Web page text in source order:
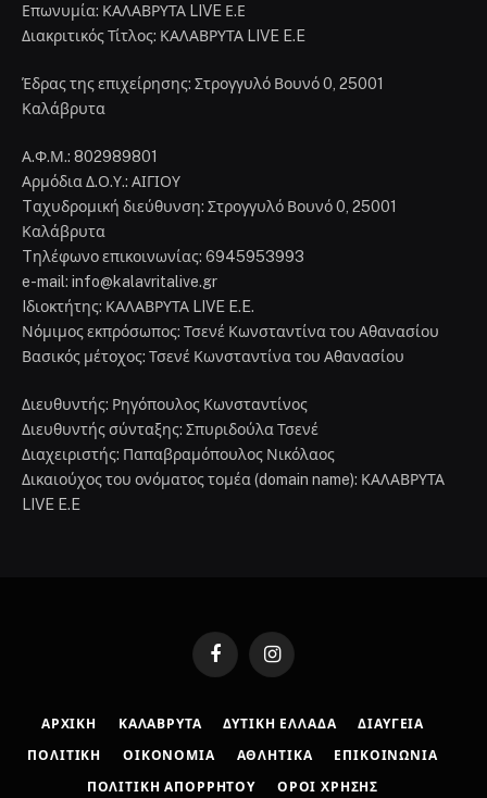
Επωνυμία: ΚΑΛΑΒΡΥΤΑ LIVE Ε.Ε
Διακριτικός Τίτλος: ΚΑΛΑΒΡΥΤΑ LIVE E.E
Έδρας της επιχείρησης: Στρογγυλό Βουνό 0, 25001
Καλάβρυτα
Α.Φ.Μ.: 802989801
Αρμόδια Δ.Ο.Υ.: ΑΙΓΙΟΥ
Tαχυδρομική διεύθυνση: Στρογγυλό Βουνό 0, 25001
Καλάβρυτα
Tηλέφωνο επικοινωνίας: 6945953993
e-mail: info@kalavritalive.gr
Iδιοκτήτης: ΚΑΛΑΒΡΥΤΑ LIVE E.E.
Νόμιμος εκπρόσωπος: Τσενέ Κωνσταντίνα του Αθανασίου
Βασικός μέτοχος: Τσενέ Κωνσταντίνα του Αθανασίου
Διευθυντής: Ρηγόπουλος Κωνσταντίνος
Διευθυντής σύνταξης: Σπυριδούλα Τσενέ
Διαχειριστής: Παπαβραμόπουλος Νικόλαος
Δικαιούχος του ονόματος τομέα (domain name): ΚΑΛΑΒΡΥΤΑ
LIVE E.E
FacebookInstagram
ΑΡΧΙΚΉ ΚΑΛΆΒΡΥΤΑ ΔΥΤΙΚΉ ΕΛΛΆΔΑ ΔΙΑΎΓΕΙΑ
ΠΟΛΙΤΙΚΉ ΟΙΚΟΝΟΜΊΑ ΑΘΛΗΤΙΚΆ ΕΠΙΚΟΙΝΩΝΊΑ
ΠΟΛΙΤΙΚΉ ΑΠΟΡΡΉΤΟΥ ΌΡΟΙ ΧΡΉΣΗΣ